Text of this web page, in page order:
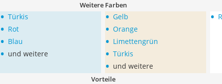
Weitere Farben
• Türkis
• Rot
• Blau
• und weitere
• Gelb
• Orange
• Limettengrün
• Türkis
• und weitere
•
Vorteile